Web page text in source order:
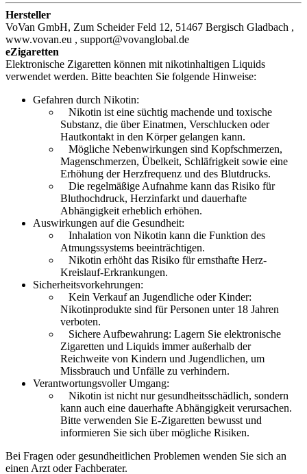
Hersteller
VoVan GmbH, Zum Scheider Feld 12, 51467 Bergisch Gladbach ,
www.vovan.eu , support@vovanglobal.de
eZigaretten
Elektronische Zigaretten können mit nikotinhaltigen Liquids
verwendet werden. Bitte beachten Sie folgende Hinweise:
Gefahren durch Nikotin:
Nikotin ist eine süchtig machende und toxische
Substanz, die über Einatmen, Verschlucken oder
Hautkontakt in den Körper gelangen kann.
Mögliche Nebenwirkungen sind Kopfschmerzen,
Magenschmerzen, Übelkeit, Schläfrigkeit sowie eine
Erhöhung der Herzfrequenz und des Blutdrucks.
Die regelmäßige Aufnahme kann das Risiko für
Bluthochdruck, Herzinfarkt und dauerhafte
Abhängigkeit erheblich erhöhen.
Auswirkungen auf die Gesundheit:
Inhalation von Nikotin kann die Funktion des
Atmungssystems beeinträchtigen.
Nikotin erhöht das Risiko für ernsthafte Herz-
Kreislauf-Erkrankungen.
Sicherheitsvorkehrungen:
Kein Verkauf an Jugendliche oder Kinder:
Nikotinprodukte sind für Personen unter 18 Jahren
verboten.
Sichere Aufbewahrung: Lagern Sie elektronische
Zigaretten und Liquids immer außerhalb der
Reichweite von Kindern und Jugendlichen, um
Missbrauch und Unfälle zu verhindern.
Verantwortungsvoller Umgang:
Nikotin ist nicht nur gesundheitsschädlich, sondern
kann auch eine dauerhafte Abhängigkeit verursachen.
Bitte verwenden Sie E-Zigaretten bewusst und
informieren Sie sich über mögliche Risiken.
Bei Fragen oder gesundheitlichen Problemen wenden Sie sich an
einen Arzt oder Fachberater.